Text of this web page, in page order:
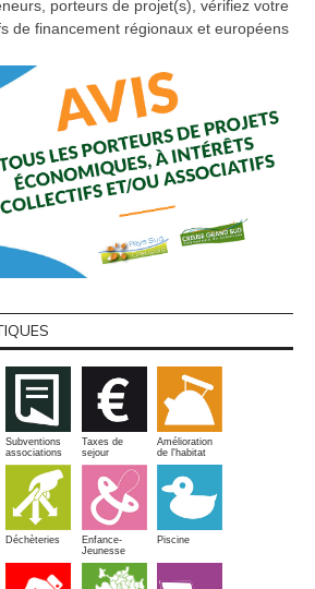
porteurs de projet(s), vérifiez votre
de financement régionaux et européens
Subventions
associations
Taxes de
sejour
Amélioration
de l'habitat
Déchèteries
Enfance-
Jeunesse
Piscine